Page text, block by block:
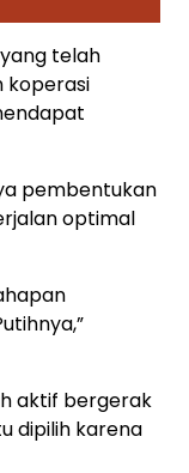
telah
koperasi
pembentukan
optimal
aktif bergerak
dipilih karena